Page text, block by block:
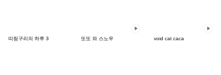
띠링구리의 하루 3 또또 와 스노우 void cat caca